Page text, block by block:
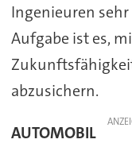
Ingenieuren
Aufgabe ist es,
abzusichern.
AUTOMOBIL